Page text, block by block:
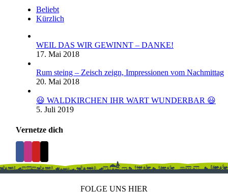
Beliebt
Kürzlich
WEIL DAS WIR GEWINNT – DANKE!
17. Mai 2018
Rum steing – Zeisch zeign, Impressionen vom Nachmittag
20. Mai 2018
😃 WALDKIRCHEN IHR WART WUNDERBAR 😃
5. Juli 2019
Vernetze dich
FOLGE UNS HIER